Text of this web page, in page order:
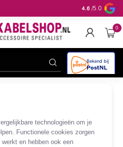
technologieën om je
Functionele cookies zorgen
en hebben ook een
4.6 /5.0
0